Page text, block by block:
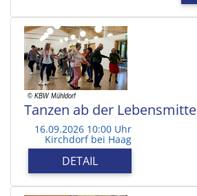
Tanzen ab der Lebensmitte
16.09.2026 10:00 Uhr
Kirchdorf bei Haag
DETAIL